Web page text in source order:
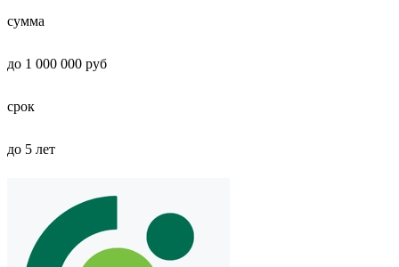
сумма
до 1 000 000 руб
срок
до 5 лет